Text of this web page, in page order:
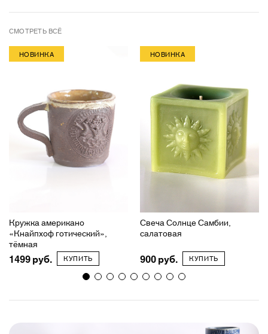
СМОТРЕТЬ ВСЁ
НОВИНКА
Кружка американо
«Кнайпхоф готический»,
тёмная
1499 КУПИТЬ
НОВИНКА
Свеча Солнце Самбии,
салатовая
900 КУПИТЬ